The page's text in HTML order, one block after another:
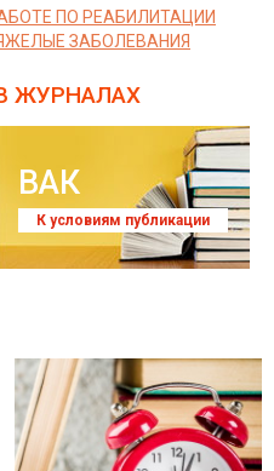
ПО РЕАБИЛИТАЦИИ
ЗАБОЛЕВАНИЯ
ЖУРНАЛАХ
ВАК
К условиям публикации